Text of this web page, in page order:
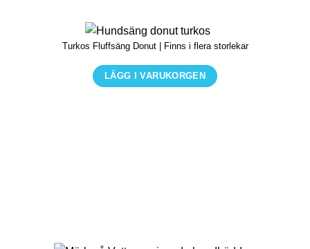
Turkos Fluffsäng Donut | Finns i flera storlekar
LÄGG I VARUKORGEN